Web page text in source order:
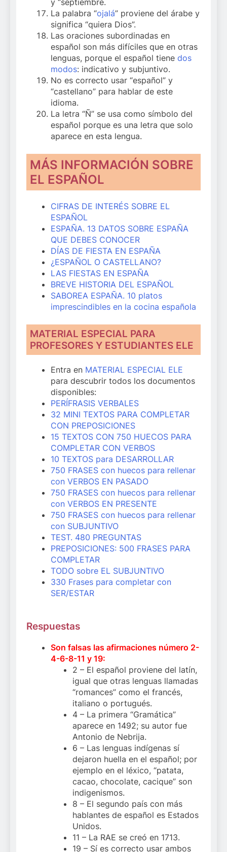
La palabra “ojalá” proviene del árabe y
significa “quiera Dios”.
Las oraciones subordinadas en
español son más difíciles que en otras
lenguas, porque el español tiene dos
modos: indicativo y subjuntivo.
No es correcto usar “español” y
“castellano” para hablar de este
idioma.
La letra “Ñ” se usa como símbolo del
español porque es una letra que solo
aparece en esta lengua.
MÁS INFORMACIÓN SOBRE
EL ESPAÑOL
CIFRAS DE INTERÉS SOBRE EL
ESPAÑOL
ESPAÑA. 13 DATOS SOBRE ESPAÑA
QUE DEBES CONOCER
DÍAS DE FIESTA EN ESPAÑA
¿ESPAÑOL O CASTELLANO?
LAS FIESTAS EN ESPAÑA
BREVE HISTORIA DEL ESPAÑOL
SABOREA ESPAÑA. 10 platos
imprescindibles en la cocina española
MATERIAL ESPECIAL PARA
PROFESORES Y ESTUDIANTES ELE
Entra en MATERIAL ESPECIAL ELE
para descubrir todos los documentos
disponibles:
PERÍFRASIS VERBALES
32 MINI TEXTOS PARA COMPLETAR
CON PREPOSICIONES
15 TEXTOS CON 750 HUECOS PARA
COMPLETAR CON VERBOS
10 TEXTOS para DESARROLLAR
750 FRASES con huecos para rellenar
con VERBOS EN PASADO
750 FRASES con huecos para rellenar
con VERBOS EN PRESENTE
750 FRASES con huecos para rellenar
con SUBJUNTIVO
TEST. 480 PREGUNTAS
PREPOSICIONES: 500 FRASES PARA
COMPLETAR
TODO sobre EL SUBJUNTIVO
330 Frases para completar con
SER/ESTAR
Respuestas
Son falsas las afirmaciones número 2-
4-6-8-11 y 19:
2 – El español proviene del latín,
igual que otras lenguas llamadas
“romances” como el francés,
italiano o portugués.
4 – La primera “Gramática”
aparece en 1492; su autor fue
Antonio de Nebrija.
6 – Las lenguas indígenas sí
dejaron huella en el español; por
ejemplo en el léxico, “patata,
cacao, chocolate, cacique” son
indigenismos.
8 – El segundo país con más
hablantes de español es Estados
Unidos.
11 – La RAE se creó en 1713.
19 – Sí es correcto usar ambos